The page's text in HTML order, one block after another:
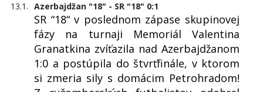
13.1. Azerbajdžan "18" - SR "18" 0:1
SR “18“ v poslednom zápase skupinovej
fázy na turnaji Memoriál Valentina
Granatkina zvíťazila nad Azerbajdžanom
1:0 a postúpila do štvrťfinále, v ktorom
si zmeria sily s domácim Petrohradom!